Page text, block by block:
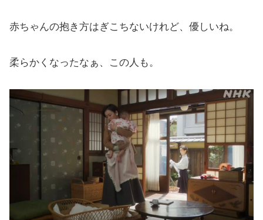
赤ちゃんの抱き方はぎこちないけれど、優しいね。
柔らかくなったなぁ、この人も。